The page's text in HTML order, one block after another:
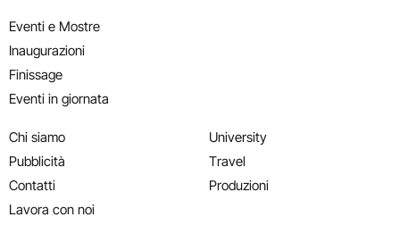
Eventi e Mostre
Inaugurazioni
Finissage
Eventi in giornata
Chi siamo
Pubblicità
Contatti
Lavora con noi
University
Travel
Produzioni